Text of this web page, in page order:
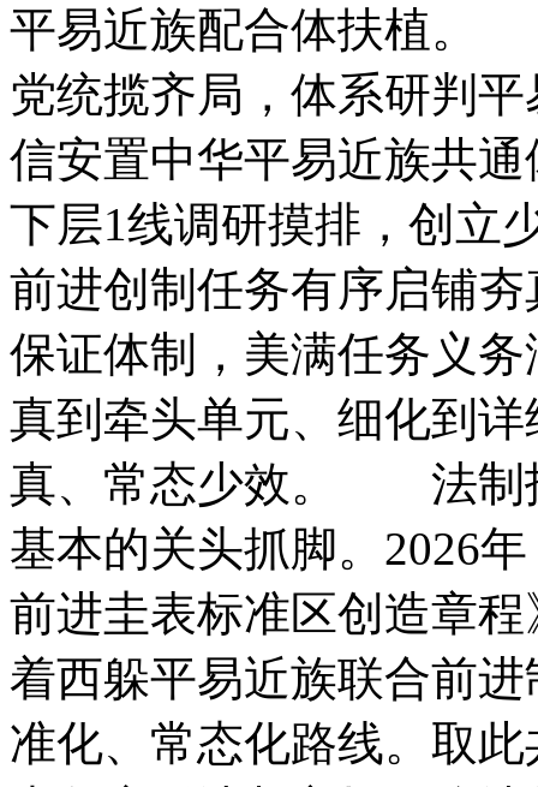
平易近族配合体扶植。
党统揽齐局，体系研判
信安置中华平易近族共
下层1线调研摸排，创立
前进创制任务有序启铺
保证体制，美满任务义
真到牵头单元、细化到
真、常态少效。 法制
基本的关头抓脚。2026
前进圭表标准区创造章
着西躲平易近族联合前
准化、常态化路线。取